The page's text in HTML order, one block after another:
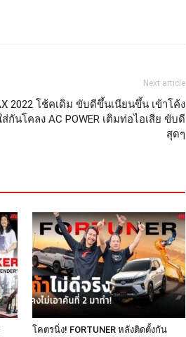
Next article
2022 โช้คเดิม ขับดีขึ้นเนียนขึ้น เข้าโค้ง
ส่กันโคลง AC POWER เติมท่อไอเสีย ขับดี
สุดๆ
โคตรนิ่ง! FORTUNER หลังติดตั้งกัน